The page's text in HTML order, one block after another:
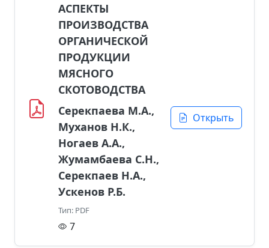
АСПЕКТЫ
ПРОИЗВОДСТВА
ОРГАНИЧЕСКОЙ
ПРОДУКЦИИ
МЯСНОГО
СКОТОВОДСТВА
Серекпаева М.А.,
Муханов Н.К.,
Ногаев А.А.,
Жумамбаева С.Н.,
Серекпаев Н.А.,
Ускенов Р.Б.
Тип: PDF
7
Открыть